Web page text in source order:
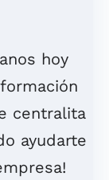
hoy
centralita
ayudarte